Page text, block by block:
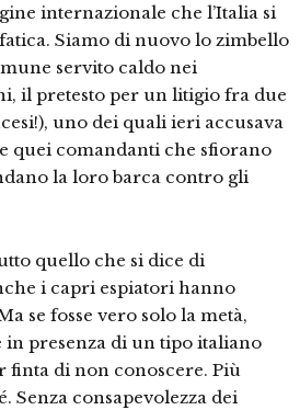
internazionale che l’Italia si
Siamo di nuovo lo zimbello
servito caldo nei
il pretesto per un litigio fra due
uno dei quali ieri accusava
quei comandanti che sfiorano
la loro barca contro gli
quello che si dice di
i capri espiatori hanno
se fosse vero solo la metà,
presenza di un tipo italiano
finta di non conoscere. Più
Senza consapevolezza dei